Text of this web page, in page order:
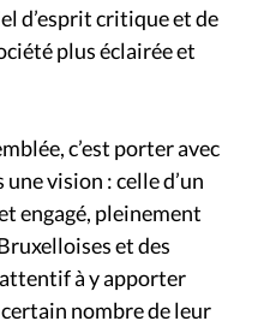
d’esprit critique et de
plus éclairée et
c’est porter avec
une vision : celle d’un
engagé, pleinement
et des
à y apporter
nombre de leur